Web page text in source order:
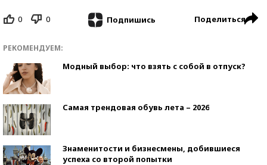
0 0 Подпишись Поделиться
РЕКОМЕНДУЕМ:
Модный выбор: что взять с собой в отпуск?
Самая трендовая обувь лета – 2026
Знаменитости и бизнесмены, добившиеся
успеха со второй попытки